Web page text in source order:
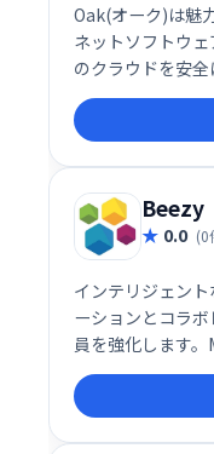
Oak(オーク)は魅
ネットソフトウ
のクラウドを安
トは数時間で稼
リソースは必要
Beezy
0.0 (0
インテリジェン
ーションとコラ
員を強化します
することにより
のある直感的な共